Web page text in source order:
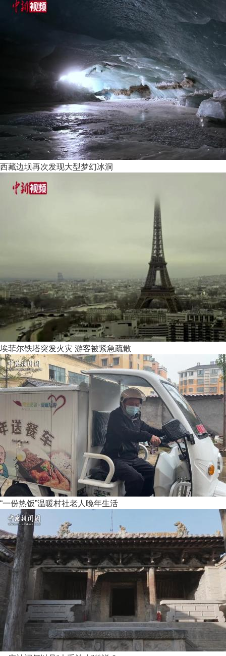
西藏边坝再次发现大型梦幻冰洞
埃菲尔铁塔突发火灾 游客被紧急疏散
“一份热饭”温暖村社老人晚年生活